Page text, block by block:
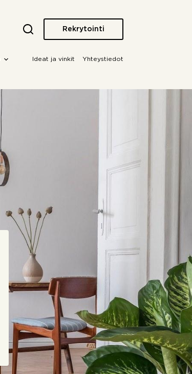
Rekrytointi
Ideat ja vinkit Yhteystiedot